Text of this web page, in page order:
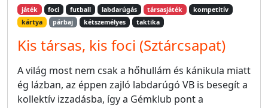
játék foci futball labdarúgás társasjáték
kompetitív
kártya
párbaj kétszemélyes taktika
Kis társas, kis foci (Sztárcsapat)
A világ most nem csak a hőhullám és kánikula miatt
ég lázban, az éppen zajló labdarúgó VB is besegít a
kollektív izzadásba, így a Gémklub pont a